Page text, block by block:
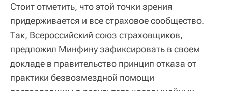
Стоит отметить, что этой точки зрения
придерживается и все страховое сообщество.
Так, Всероссийский союз страховщиков,
предложил Минфину зафиксировать в своем
докладе в правительство принцип отказа от
практики безвозмездной помощи